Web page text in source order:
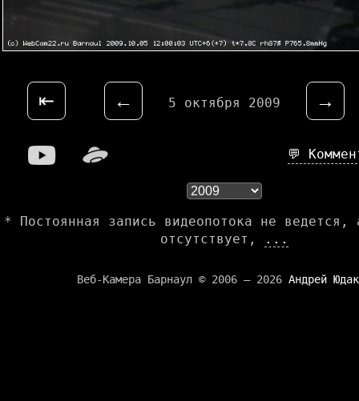
⇤ ← 5 октября 2009 →
💬
* Постоянная запись видеопотока не ведется,
отсутствует,
...
Веб-Камера Барнаул © 2006 — 2026 Андрей